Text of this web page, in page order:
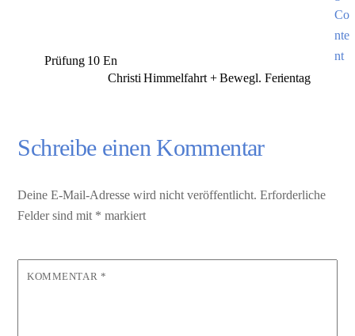
Prüfung 10 En
Christi Himmelfahrt + Bewegl. Ferientag
Schreibe einen Kommentar
Deine E-Mail-Adresse wird nicht veröffentlicht. Erforderliche
Felder sind mit * markiert
KOMMENTAR *